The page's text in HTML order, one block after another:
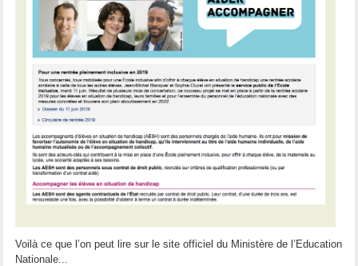
Voilà ce que l’on peut lire sur le site officiel du Ministère de l’Education
Nationale...